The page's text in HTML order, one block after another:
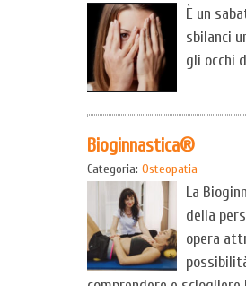
È un
sbilanci
gli occhi
Bioginnastica®
Categoria: Osteopatia
La
della
opera